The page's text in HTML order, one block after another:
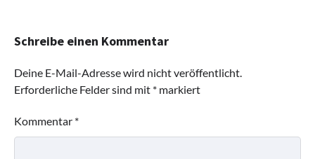
Schreibe einen Kommentar
Deine E-Mail-Adresse wird nicht veröffentlicht.
Erforderliche Felder sind mit * markiert
Kommentar *